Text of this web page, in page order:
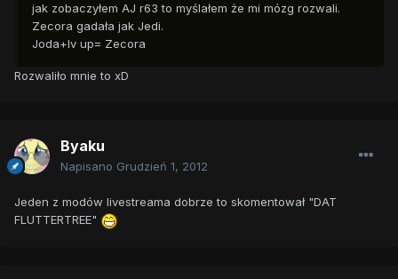
jak zobaczyłem AJ r63 to myślałem że mi mózg rozwali.
Zecora gadała jak Jedi.
Joda+lv up= Zecora
Rozwaliło mnie to xD
Byaku
Napisano Grudzień 1, 2012
Jeden z modów livestreama dobrze to skomentował "DAT
FLUTTERTREE"